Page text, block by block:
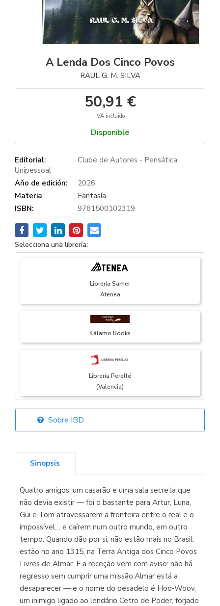
A Lenda Dos Cinco Povos
RAUL G. M. SILVA
50,91 €
IVA incluido
Disponible
Editorial:
Clube de Autores - Pensática,
Unipessoal
Año de edición:
2026
Materia
Fantasía
ISBN:
9781500102319
Selecciona una librería:
Librería Samer
Atenea
Kálamo Books
Librería Perelló
(Valencia)
Librería Elías
Librería Kolima
(Madrid)
Librería Proteo
(Málaga)
Sobre IBD
Sinopsis
Quatro amigos, um casarão e uma sala secreta que
não devia existir — foi o bastante para Artur, Luna,
Gui e Tom atravessarem a fronteira entre o real e o
impossível… e caírem num outro mundo, em outro
tempo. Quando dão por si, não estão mais no Brasil:
estão no ano 1315, na Terra Antiga dos Cinco Povos
Livres de Almar. E a receção vem com aviso: não há
regresso sem cumprir uma missão.Almar está a
desaparecer — e o nome do pesadelo é Hoo-Woov,
um inimigo ligado ao lendário Cetro de Poder, forjado